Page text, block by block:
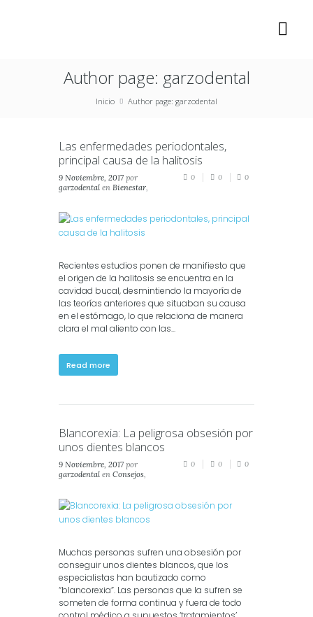
Author page: garzodental
Inicio Author page: garzodental
Las enfermedades periodontales,
principal causa de la halitosis
9 Noviembre, 2017 por
garzodental en Bienestar,
0 0 0
Recientes estudios ponen de manifiesto que
el origen de la halitosis se encuentra en la
cavidad bucal, desmintiendo la mayoría de
las teorías anteriores que situaban su causa
en el estómago, lo que relaciona de manera
clara el mal aliento con las...
Read more
Blancorexia: La peligrosa obsesión por
unos dientes blancos
9 Noviembre, 2017 por
garzodental en Consejos,
0 0 0
Muchas personas sufren una obsesión por
conseguir unos dientes blancos, que los
especialistas han bautizado como
“blancorexia”. Las personas que la sufren se
someten de forma continua y fuera de todo